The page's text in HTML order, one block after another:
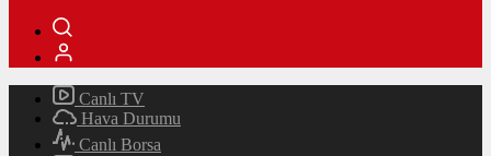
Canlı TV
Hava Durumu
Canlı Borsa